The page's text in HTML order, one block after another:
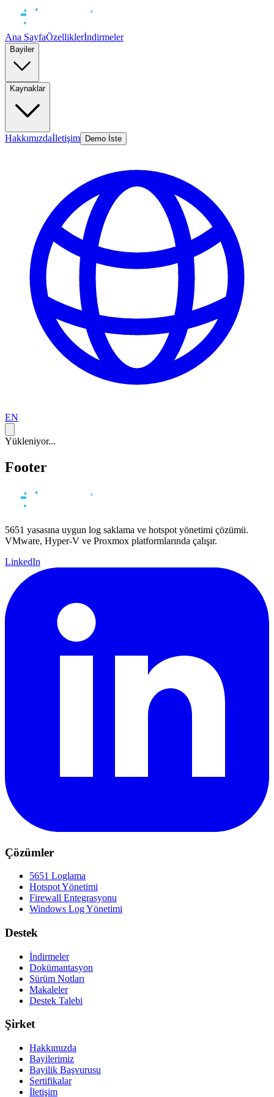
Ana SayfaÖzelliklerİndirmeler
Bayiler
Kaynaklar
Hakkımızdaİletişim Demo İste
EN
Yükleniyor...
Footer
5651 yasasına uygun log saklama ve hotspot yönetimi çözümü.
VMware, Hyper-V ve Proxmox platformlarında çalışır.
LinkedIn
Çözümler
5651 Loglama
Hotspot Yönetimi
Firewall Entegrasyonu
Windows Log Yönetimi
Destek
İndirmeler
Dokümantasyon
Sürüm Notları
Makaleler
Destek Talebi
Şirket
Hakkımızda
Bayilerimiz
Bayilik Başvurusu
Sertifikalar
İletişim